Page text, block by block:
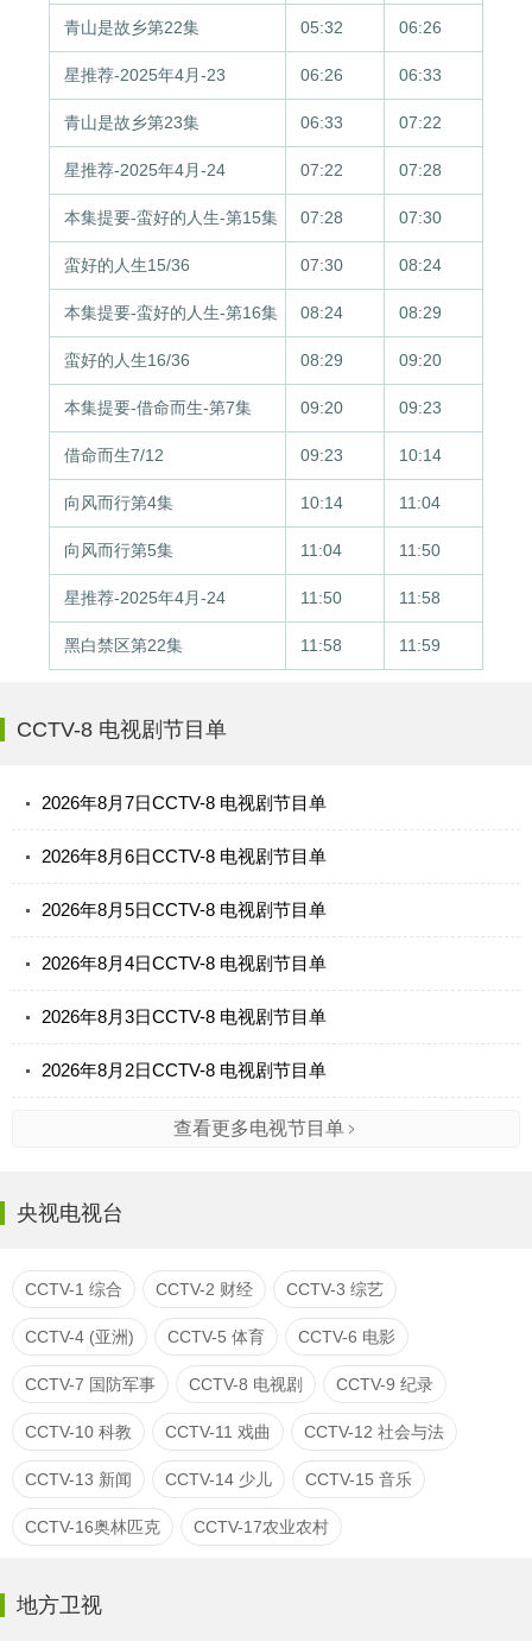
青山是故乡第22集 05:32 06:26
星推荐-2025年4月-23 06:26 06:33
青山是故乡第23集 06:33 07:22
星推荐-2025年4月-24 07:22 07:28
本集提要-蛮好的人生-第15集 07:28 07:30
蛮好的人生15/36 07:30 08:24
本集提要-蛮好的人生-第16集 08:24 08:29
蛮好的人生16/36 08:29 09:20
本集提要-借命而生-第7集 09:20 09:23
借命而生7/12 09:23 10:14
向风而行第4集 10:14 11:04
向风而行第5集 11:04 11:50
星推荐-2025年4月-24 11:50 11:58
黑白禁区第22集 11:58 11:59
CCTV-8 电视剧节目单
2026年8月7日CCTV-8 电视剧节目单
2026年8月6日CCTV-8 电视剧节目单
2026年8月5日CCTV-8 电视剧节目单
2026年8月4日CCTV-8 电视剧节目单
2026年8月3日CCTV-8 电视剧节目单
2026年8月2日CCTV-8 电视剧节目单
查看更多电视节目单
央视电视台
CCTV-1 综合 CCTV-2 财经 CCTV-3 综艺
CCTV-4 (亚洲) CCTV-5 体育 CCTV-6 电影
CCTV-7 国防军事 CCTV-8 电视剧 CCTV-9 纪录
CCTV-10 科教 CCTV-11 戏曲 CCTV-12 社会与法
CCTV-13 新闻 CCTV-14 少儿 CCTV-15 音乐
CCTV-16奥林匹克 CCTV-17农业农村
地方卫视